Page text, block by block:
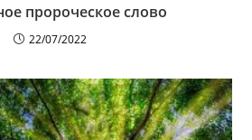
пророческое слово
22/07/2022